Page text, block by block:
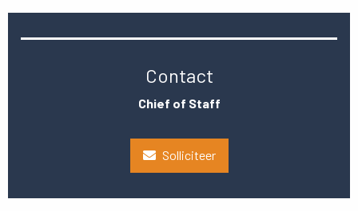
Contact
Chief of Staff
Solliciteer